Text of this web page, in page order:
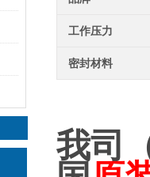
工作压力
密封材料
我司